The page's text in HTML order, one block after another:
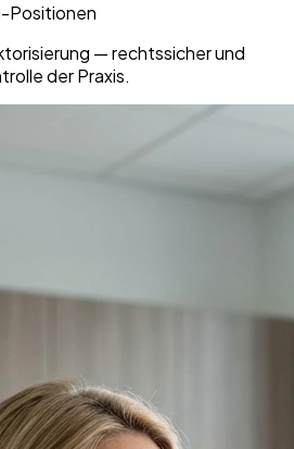
Positionen
— rechtssicher und
der Praxis.